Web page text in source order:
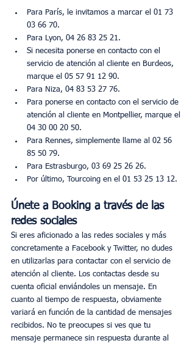
Para París, le invitamos a marcar el 01 73
03 66 70.
Para Lyon, 04 26 83 25 21.
Si necesita ponerse en contacto con el
servicio de atención al cliente en Burdeos,
marque el 05 57 91 12 90.
Para Niza, 04 83 53 27 76.
Para ponerse en contacto con el servicio de
atención al cliente en Montpellier, marque el
04 30 00 20 50.
Para Rennes, simplemente llame al 02 56
85 50 79.
Para Estrasburgo, 03 69 25 26 26.
Por último, Tourcoing en el 01 53 25 13 12.
Únete a Booking a través de las
redes sociales
Si eres aficionado a las redes sociales y más
concretamente a Facebook y Twitter, no dudes
en utilizarlas para contactar con el servicio de
atención al cliente. Los contactas desde su
cuenta oficial enviándoles un mensaje. En
cuanto al tiempo de respuesta, obviamente
variará en función de la cantidad de mensajes
recibidos. No te preocupes si ves que tu
mensaje permanece sin respuesta durante al